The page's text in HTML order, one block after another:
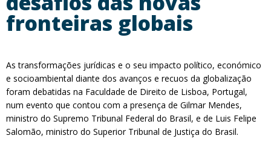
fronteiras globais
As transformações jurídicas e o seu impacto político, económico
e socioambiental diante dos avanços e recuos da globalização
foram debatidas na Faculdade de Direito de Lisboa, Portugal,
num evento que contou com a presença de Gilmar Mendes,
ministro do Supremo Tribunal Federal do Brasil, e de Luis Felipe
Salomão, ministro do Superior Tribunal de Justiça do Brasil.